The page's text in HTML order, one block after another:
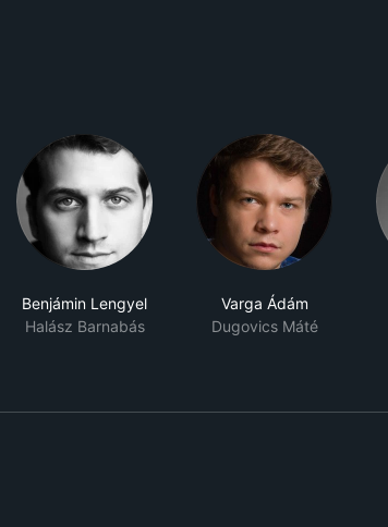
Benjámin Lengyel
Halász Barnabás
Varga Ádám
Dugovics Máté